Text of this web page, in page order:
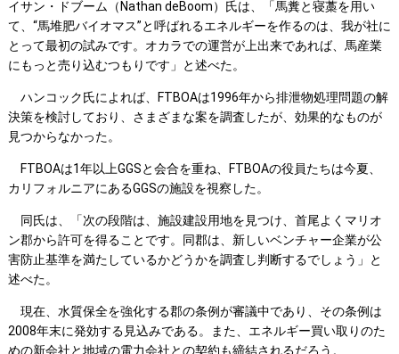
イサン・ドブーム（Nathan deBoom）氏は、「馬糞と寝藁を用い
て、“馬堆肥バイオマス”と呼ばれるエネルギーを作るのは、我が社に
とって最初の試みです。オカラでの運営が上出来であれば、馬産業
にもっと売り込むつもりです」と述べた。
ハンコック氏によれば、FTBOAは1996年から排泄物処理問題の解
決策を検討しており、さまざまな案を調査したが、効果的なものが
見つからなかった。
FTBOAは1年以上GGSと会合を重ね、FTBOAの役員たちは今夏、
カリフォルニアにあるGGSの施設を視察した。
同氏は、「次の段階は、施設建設用地を見つけ、首尾よくマリオ
ン郡から許可を得ることです。同郡は、新しいベンチャー企業が公
害防止基準を満たしているかどうかを調査し判断するでしょう」と
述べた。
現在、水質保全を強化する郡の条例が審議中であり、その条例は
2008年末に発効する見込みである。また、エネルギー買い取りのた
めの新会社と地域の電力会社との契約も締結されるだろう。